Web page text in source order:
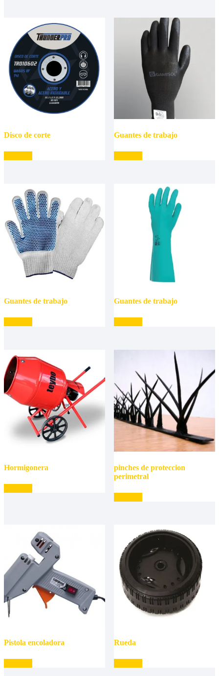
Disco de corte Guantes de trabajo
Guantes de trabajo Guantes de trabajo
Hormigonera
pinches de proteccion
perimetral
Pistola encoladora Rueda